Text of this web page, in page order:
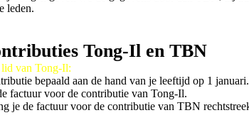
leden.
Tong-Il en TBN
van Tong-Il:
bepaald aan de hand van je leeftijd op 1
factuur voor de contributie van Tong-Il.
je de factuur voor de contributie van TBN